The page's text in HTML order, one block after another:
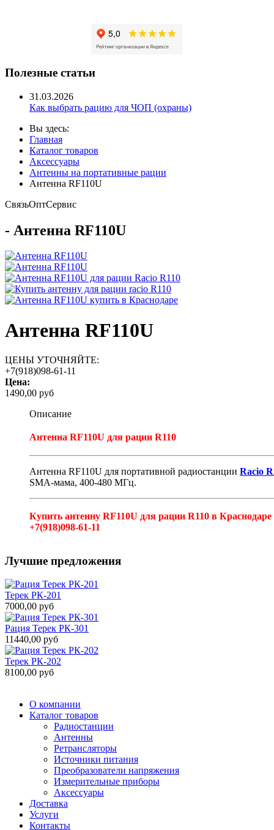
Полезные статьи
31.03.2026
Как выбрать рацию для ЧОП (охраны)
Вы здесь:
Главная
Каталог товаров
Аксессуары
Антенны на портативные рации
Антенна RF110U
СвязьОптСервис
- Антенна RF110U
Антенна RF110U
ЦЕНЫ УТОЧНЯЙТЕ:
+7(918)098-61-11
Цена:
1490,00 руб
Описание
Антенна RF110U для рации R110
Антенна RF110U для портативной радиостанции Racio
SMA-мама, 400-480 МГц.
Купить антенну RF110U для рации R110 в Краснодаре
+7(918)098-61-11
Лучшие предложения
Терек РК-201
7000,00 руб
Рация Терек РК-301
11440,00 руб
Терек РК-202
8100,00 руб
О компании
Каталог товаров
Радиостанции
Антенны
Ретрансляторы
Источники питания
Преобразователи напряжения
Измерительные приборы
Аксессуары
Доставка
Услуги
Контакты